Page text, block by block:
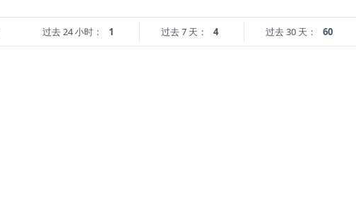
过去 24 小时： 1 过去 7 天： 4 过去 30 天： 60